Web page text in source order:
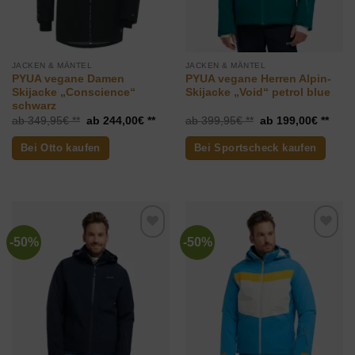
JACKEN & MÄNTEL
PYUA vegane Damen
Skijacke „Conscience“
schwarz
349,95€
Ursprünglicher
349,95€
244,00€
Aktueller
244,00€.
Bei Otto kaufen
JACKEN & MÄNTEL
PYUA vegane Herren Alpin-
Skijacke „Void“ petrol blue
399,95€
Ursprünglicher
399,95€
199,00€
Bei Sportscheck kaufen
-50%
Wunschliste
hinzufügen
-50%
Wunschliste
hinzufügen